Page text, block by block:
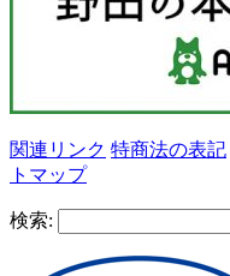
関連リンク 特商法の表記
トマップ
検索: